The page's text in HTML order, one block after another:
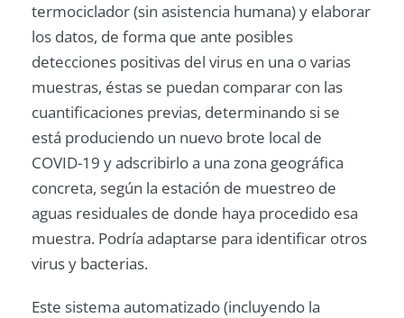
termociclador (sin asistencia humana) y elaborar
los datos, de forma que ante posibles
detecciones positivas del virus en una o varias
muestras, éstas se puedan comparar con las
cuantificaciones previas, determinando si se
está produciendo un nuevo brote local de
COVID-19 y adscribirlo a una zona geográfica
concreta, según la estación de muestreo de
aguas residuales de donde haya procedido esa
muestra. Podría adaptarse para identificar otros
virus y bacterias.
Este sistema automatizado (incluyendo la